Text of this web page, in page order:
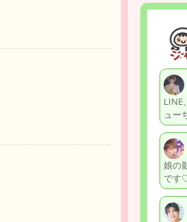
LINE
ュー
娘の
です